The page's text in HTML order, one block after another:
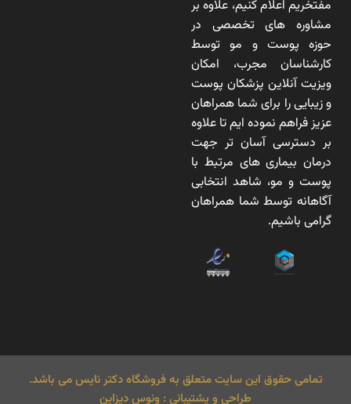
مفتخریم اعلام کنیم، علاوه بر
مشاوره های تخصصی در
حوزه پوست و مو توسط
کارشناسان مجرب، امکان
ویزیت آنلاین پزشکان پوست
و زیبایی را برای شما همراهان
عزیز فراهم نموده ایم تا علاوه
بر دسترسی آسان تر جهت
درمان بیماری های مرتبط با
پوست و مو، شاهد انتخابی
آگاهانه توسط شما همراهان
گرامی باشیم.
تمامی حقوق این سایت متعلق به فروشگاه دکتر نایس می باشد.
طراحی و پشتیبانی : ونوس دیزاین